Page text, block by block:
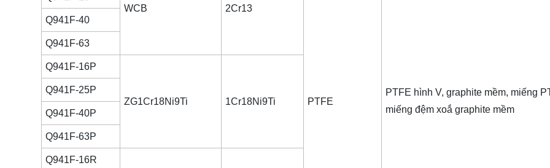
WCB 2Cr13
PTFE
PTFE hình V, graphite mềm, miếng
miếng đệm xoắ graphite mềm
Q941F-40
Q941F-63
Q941F-16P
ZG1Cr18Ni9Ti 1Cr18Ni9Ti
Q941F-25P
Q941F-40P
Q941F-63P
Q941F-16R